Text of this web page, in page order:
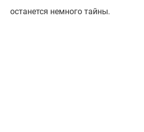
останется немного тайны.